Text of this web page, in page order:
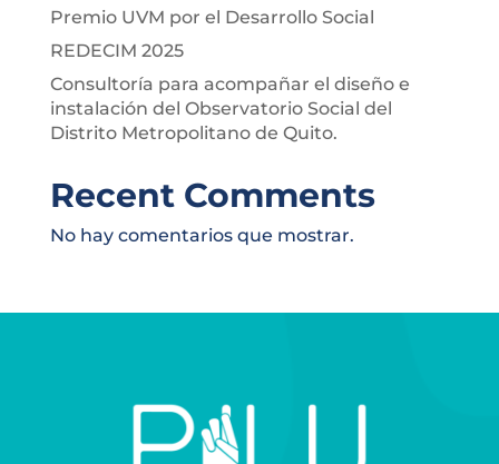
Premio UVM por el Desarrollo Social
REDECIM 2025
Consultoría para acompañar el diseño e
instalación del Observatorio Social del
Distrito Metropolitano de Quito.
Recent Comments
No hay comentarios que mostrar.